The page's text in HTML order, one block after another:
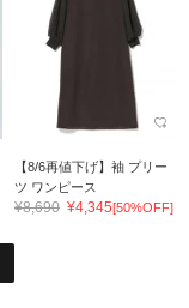
【8/6再値下げ】袖 プリー
ツ ワンピース
¥8,690 ¥4,345[50%OFF]